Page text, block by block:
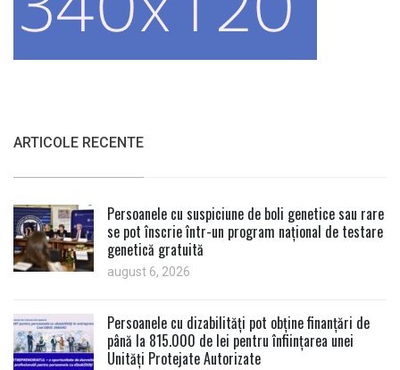
ARTICOLE RECENTE
Persoanele cu suspiciune de boli genetice sau rare
se pot înscrie într-un program național de testare
genetică gratuită
august 6, 2026
Persoanele cu dizabilități pot obține finanțări de
până la 815.000 de lei pentru înființarea unei
Unități Protejate Autorizate